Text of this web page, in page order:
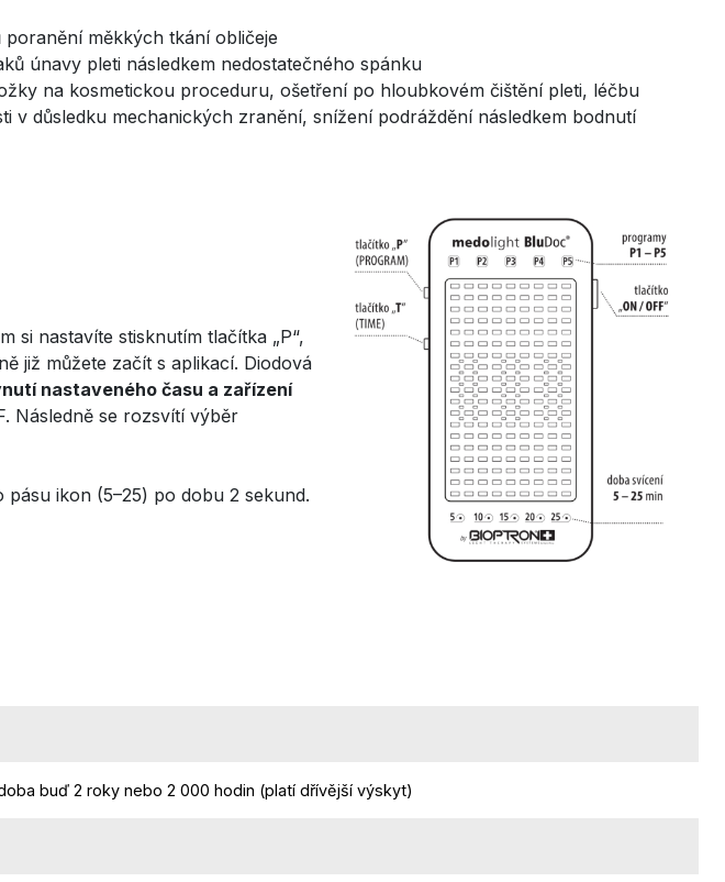
měkkých tkání obličeje
únavy pleti následkem nedostatečného spánku
na kosmetickou proceduru, ošetření po hloubkovém čištění pleti, léčbu
v důsledku mechanických zranění, snížení podráždění následkem bodnutí
si nastavíte stisknutím tlačítka „P“,
již můžete začít s aplikací. Diodová
nastaveného času a zařízení
Následně se rozsvítí výběr
ikon (5–25) po dobu 2 sekund.
buď 2 roky nebo 2 000 hodin (platí dřívější výskyt)